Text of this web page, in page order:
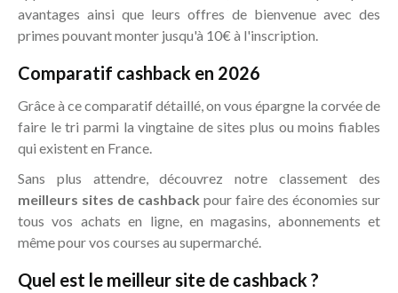
avantages ainsi que leurs offres de bienvenue avec des
primes pouvant monter jusqu'à 10€ à l'inscription.
Comparatif cashback en 2026
Grâce à ce comparatif détaillé, on vous épargne la corvée de
faire le tri parmi la vingtaine de sites plus ou moins fiables
qui existent en France.
Sans plus attendre, découvrez notre classement des
meilleurs sites de cashback pour faire des économies sur
tous vos achats en ligne, en magasins, abonnements et
même pour vos courses au supermarché.
Quel est le meilleur site de cashback ?